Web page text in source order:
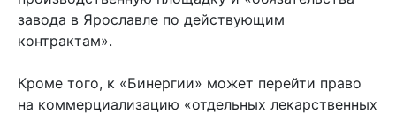
завода в Ярославле по действующим
контрактам».
Кроме того, к «Бинергии» может перейти право
на коммерциализацию «отдельных лекарственных